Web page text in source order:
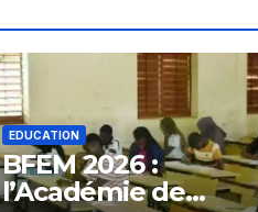
EDUCATION
BFEM 2026 :
l’Académie de